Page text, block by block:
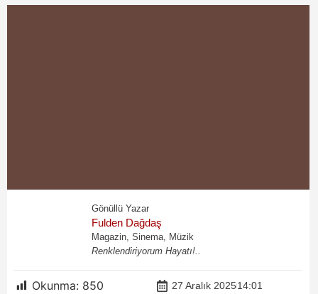
Gönüllü Yazar
Fulden Dağdaş
Magazin, Sinema, Müzik
Renklendiriyorum Hayatı!..
Okunma: 850 27 Aralık 202514:01